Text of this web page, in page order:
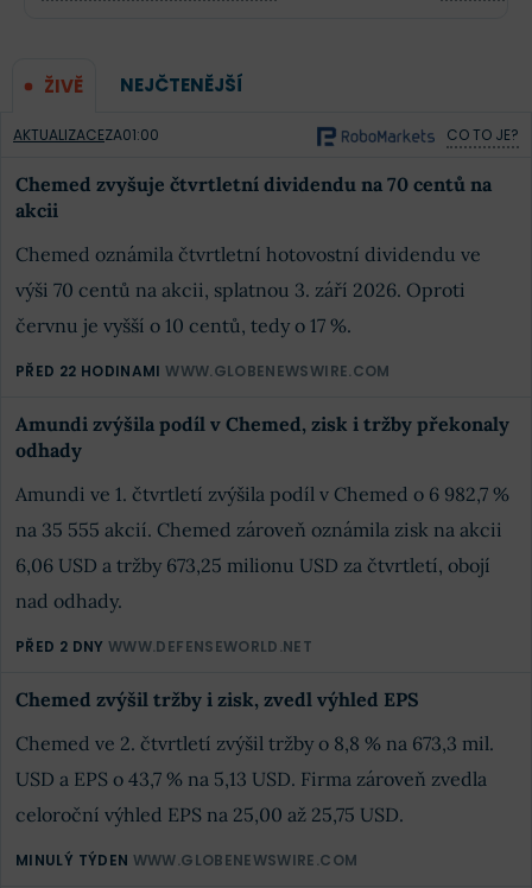
ŽIVĚ NEJČTENĚJŠÍ
AKTUALIZACEZA01:00 CO TO JE?
Chemed zvyšuje čtvrtletní dividendu na 70 centů na
akcii
Chemed oznámila čtvrtletní hotovostní dividendu ve
výši 70 centů na akcii, splatnou 3. září 2026. Oproti
červnu je vyšší o 10 centů, tedy o 17 %.
PŘED 22 HODINAMI WWW.GLOBENEWSWIRE.COM
Amundi zvýšila podíl v Chemed, zisk i tržby překonaly
odhady
Amundi ve 1. čtvrtletí zvýšila podíl v Chemed o 6 982,7 %
na 35 555 akcií. Chemed zároveň oznámila zisk na akcii
6,06 USD a tržby 673,25 milionu USD za čtvrtletí, obojí
nad odhady.
PŘED 2 DNY WWW.DEFENSEWORLD.NET
Chemed zvýšil tržby i zisk, zvedl výhled EPS
Chemed ve 2. čtvrtletí zvýšil tržby o 8,8 % na 673,3 mil.
USD a EPS o 43,7 % na 5,13 USD. Firma zároveň zvedla
celoroční výhled EPS na 25,00 až 25,75 USD.
MINULÝ TÝDEN WWW.GLOBENEWSWIRE.COM